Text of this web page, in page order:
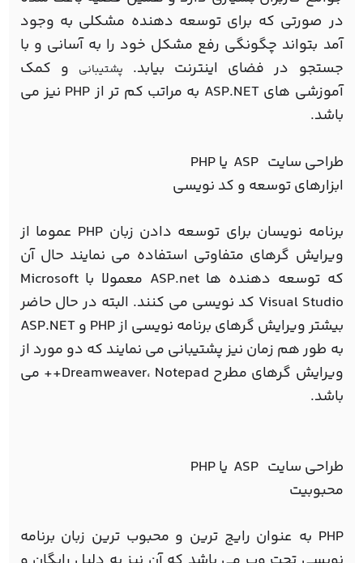
در صورتی که برای توسعه دهنده مشکلی به وجود
آمد بتواند چگونگی رفع مشکل خود را به آسانی و با
جستجو در فضای اینترنت بیابد.
پشتیبانی
و کمک
آموزشی های ASP.NET به مراتب کم تر از PHP نیز می
باشد.
طراحی سایت ASP یا PHP
ابزارهای توسعه و کد نویسی
برنامه نویسان برای توسعه دادن زبان PHP عموما از
ویرایش گرهای متفاوتی استفاده می نمایند حال آن
که توسعه دهنده ها ASP.net معمولا با Microsoft
Visual Studio کد نویسی می کنند. البته در حال حاضر
بیشتر ویرایش گرهای برنامه نویسی از PHP و ASP.NET
به طور هم زمان نیز پشتیبانی می نمایند که دو مورد از
ویرایش گرهای مطرح Dreamweaver، Notepad++ می
باشد.
طراحی سایت ASP یا PHP
محبوبیت
PHP به عنوان رایج ترین و محبوب ترین زبان برنامه